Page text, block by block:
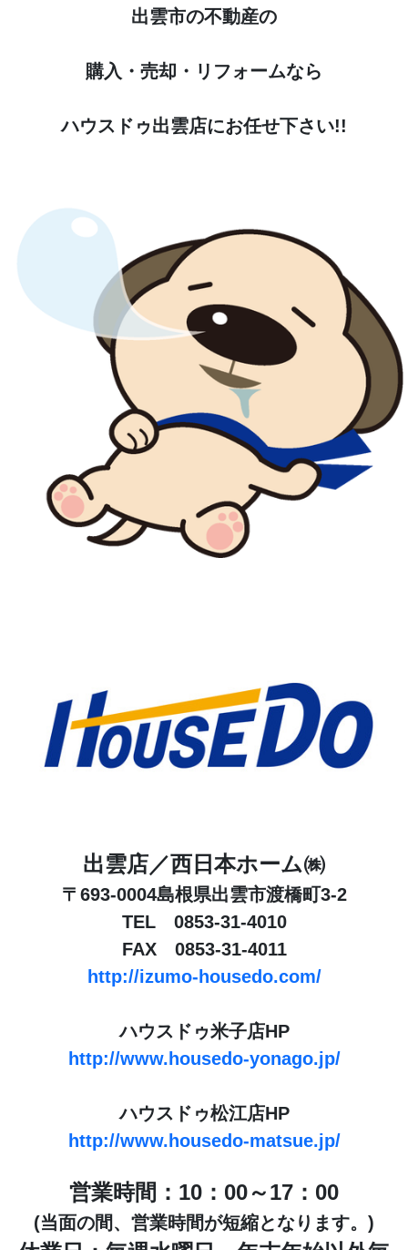
出雲市の不動産の
購入・売却・リフォームなら
ハウスドゥ出雲店にお任せ下さい!!
出雲店／西日本ホーム㈱
〒693-0004島根県出雲市渡橋町3-2
TEL 0853-31-4010
FAX 0853-31-4011
http://izumo-housedo.com/
ハウスドゥ米子店HP
http://www.housedo-yonago.jp/
ハウスドゥ松江店HP
http://www.housedo-matsue.jp/
営業時間：10：00～17：00
(当面の間、営業時間が短縮となります。)